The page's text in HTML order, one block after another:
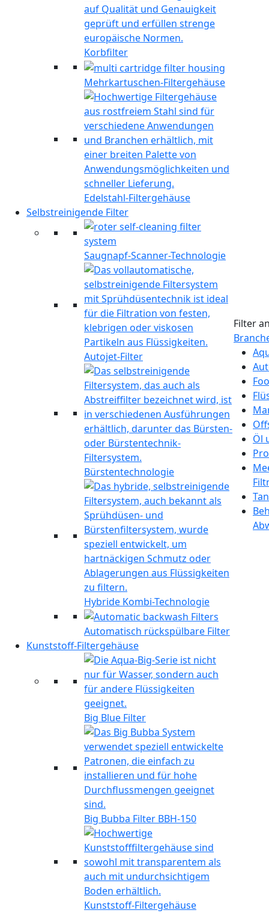
Korbfilter
Mehrkartuschen-Filtergehäuse
Edelstahl-Filtergehäuse
Selbstreinigende Filter
Saugnapf-Scanner-Technologie
Autojet-Filter
Bürstentechnologie
Hybride Kombi-Technologie
Automatisch rückspülbare Filter
Kunststoff-Filtergehäuse
Big Blue Filter
Big Bubba Filter BBH-150
Kunststoff-Filtergehäuse
Filter
Öl